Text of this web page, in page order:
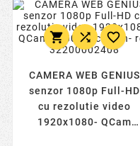
  
CAMERA WEB GENIUS
senzor 1080p Full-HD
cu rezolutie video
1920x1080- QCam